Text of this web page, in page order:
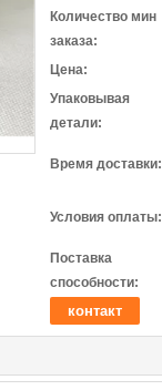
Количество мин
заказа:
Цена:
Упаковывая
детали:
Время доставки:
Условия оплаты:
Поставка
способности:
контакт